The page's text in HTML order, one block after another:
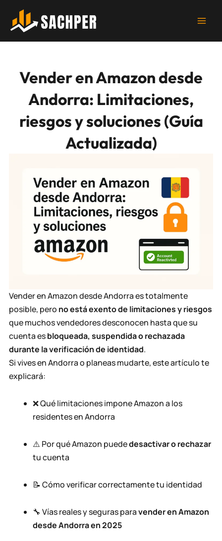
contenido
Vender en Amazon desde
Andorra: Limitaciones,
riesgos y soluciones (Guía
Actualizada)
Vender en Amazon desde Andorra es totalmente
posible, pero no está exento de limitaciones y riesgos
que muchos vendedores desconocen hasta que su
cuenta esbloqueada, suspendida o rechazada
durante la verificación de identidad.
Si vives en Andorra o planeas mudarte, este artículo te
explicará:
❌ Qué limitaciones impone Amazon a los
residentes en Andorra
⚠️ Por qué Amazon puededesactivar o rechazar
tu cuenta
📝 Cómo verificar correctamente tu identidad
🔧 Vías reales y seguras paravender en Amazon
desde Andorra en 2025